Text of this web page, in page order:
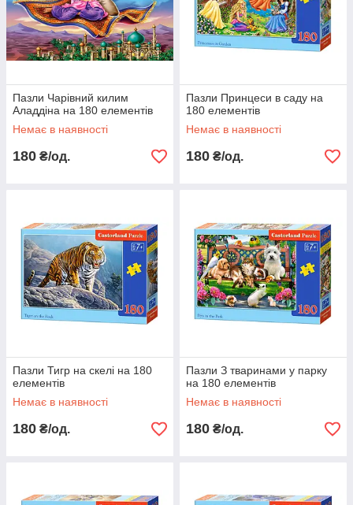
Пазли Чарівний килим
Аладдіна на 180 елементів
Немає в наявності
180 ₴/од.
Пазли Принцеси в саду на
180 елементів
Немає в наявності
180 ₴/од.
Пазли Тигр на скелі на 180
елементів
Немає в наявності
180 ₴/од.
Пазли З тваринами у парку
на 180 елементів
Немає в наявності
180 ₴/од.